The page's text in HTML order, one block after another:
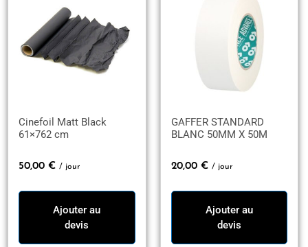
Cinefoil Matt Black
61×762 cm
50,00 € / jour
Ajouter au
devis
GAFFER STANDARD
BLANC 50MM X 50M
20,00 € / jour
Ajouter au
devis